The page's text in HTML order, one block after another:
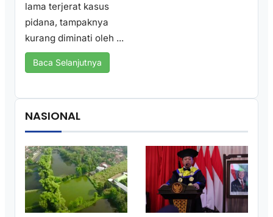
lama terjerat kasus
pidana, tampaknya
kurang diminati oleh ...
Baca Selanjutnya
NASIONAL